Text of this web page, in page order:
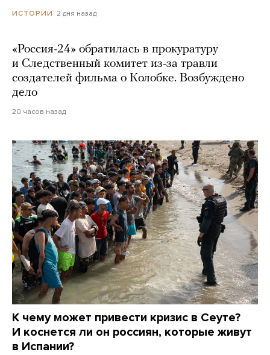
ИСТОРИИ 2 дня назад
«Россия-24» обратилась в прокуратуру
и Следственный комитет из-за травли
создателей фильма о Колобке. Возбуждено
дело
20 часов назад
К чему может привести кризис в Сеуте?
И коснется ли он россиян, которые живут
в Испании?